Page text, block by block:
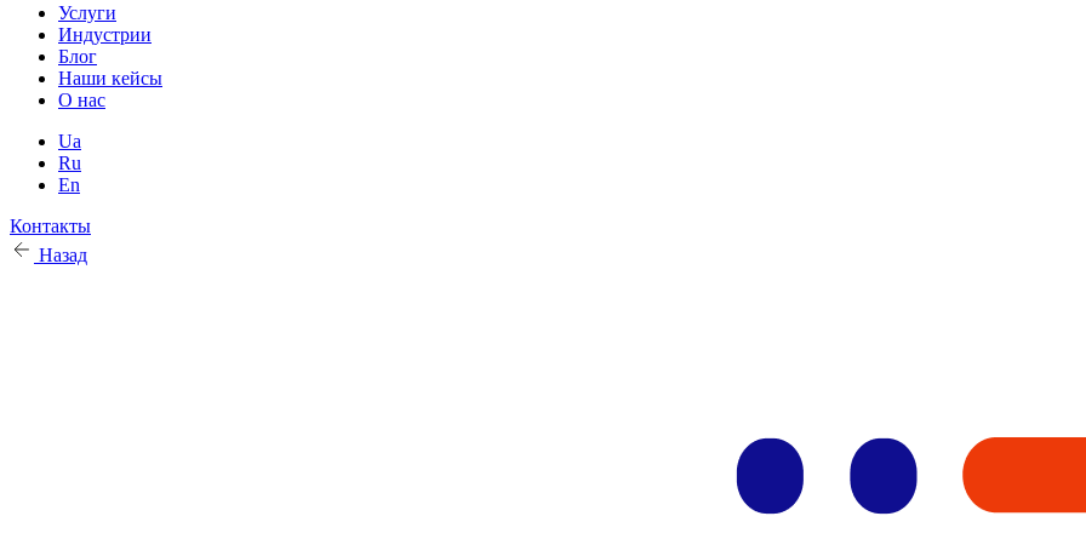
Услуги
Индустрии
Блог
Наши кейсы
О нас
Ua
Ru
En
Контакты
Назад